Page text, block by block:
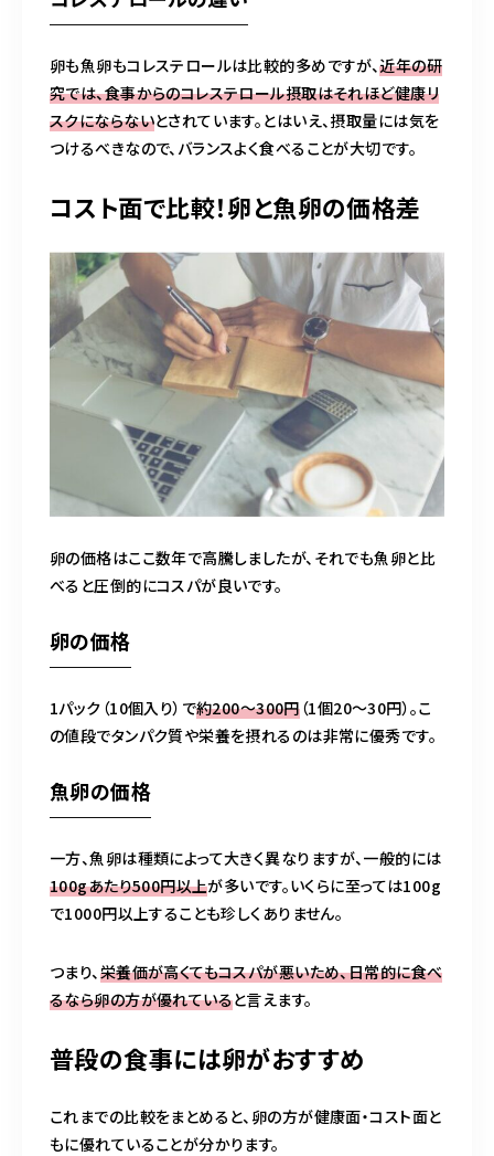
卵も魚卵もコレステロールは比較的多めですが、近年の研
究では、食事からのコレステロール摂取はそれほど健康リ
スクにならないとされています。とはいえ、摂取量には気を
つけるべきなので、バランスよく食べることが大切です。
コスト面で比較！卵と魚卵の価格差
卵の価格はここ数年で高騰しましたが、それでも魚卵と比
べると圧倒的にコスパが良いです。
卵の価格
1パック（10個入り）で約200～300円（1個20～30円）。こ
の値段でタンパク質や栄養を摂れるのは非常に優秀です。
魚卵の価格
一方、魚卵は種類によって大きく異なりますが、一般的には
100gあたり500円以上が多いです。いくらに至っては100g
で1000円以上することも珍しくありません。
つまり、 栄養価が高くてもコスパが悪いため、日常的に食べ
るなら卵の方が優れていると言えます。
普段の食事には卵がおすすめ
これまでの比較をまとめると、卵の方が健康面・コスト面と
もに優れていることが分かります。